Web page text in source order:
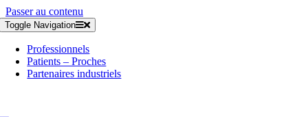
Passer au contenu
Toggle Navigation
Professionnels
Patients – Proches
Partenaires industriels